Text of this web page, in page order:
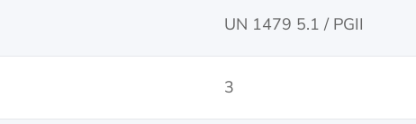
UN 1479 5.1 / PGII
3